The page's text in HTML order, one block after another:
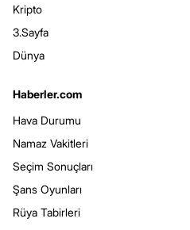
Kripto
3.Sayfa
Dünya
Haberler.com
Hava Durumu
Namaz Vakitleri
Seçim Sonuçları
Şans Oyunları
Rüya Tabirleri